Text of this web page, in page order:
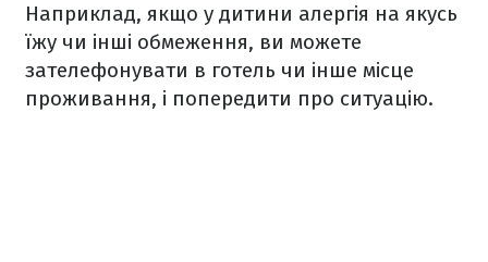
Наприклад, якщо у дитини алергія на якусь
їжу чи інші обмеження, ви можете
зателефонувати в готель чи інше місце
проживання, і попередити про ситуацію.